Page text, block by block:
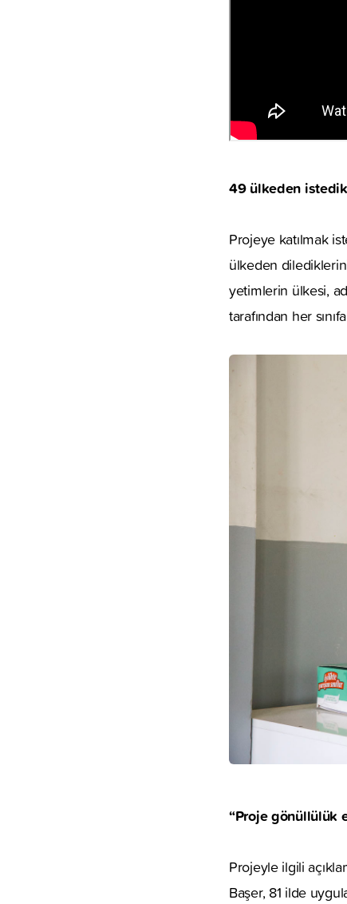
49 ülkeden
Projeye katılmak
ülkeden
yetimlerin ülkesi,
tarafından her
“Proje gönüllülük
Projeyle ilgili
Başer, 81 ilde